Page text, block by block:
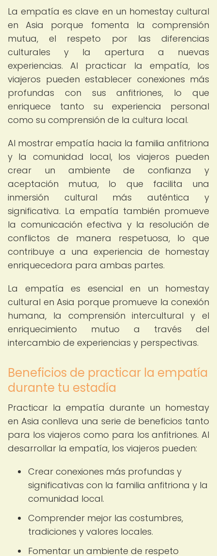
La empatía es clave en un homestay cultural
en Asia porque fomenta la comprensión
mutua, el respeto por las diferencias
culturales y la apertura a nuevas
experiencias. Al practicar la empatía, los
viajeros pueden establecer conexiones más
profundas con sus anfitriones, lo que
enriquece tanto su experiencia personal
como su comprensión de la cultura local.
Al mostrar empatía hacia la familia anfitriona
y la comunidad local, los viajeros pueden
crear un ambiente de confianza y
aceptación mutua, lo que facilita una
inmersión cultural más auténtica y
significativa. La empatía también promueve
la comunicación efectiva y la resolución de
conflictos de manera respetuosa, lo que
contribuye a una experiencia de homestay
enriquecedora para ambas partes.
La empatía es esencial en un homestay
cultural en Asia porque promueve la conexión
humana, la comprensión intercultural y el
enriquecimiento mutuo a través del
intercambio de experiencias y perspectivas.
Beneficios de practicar la empatía
durante tu estadía
Practicar la empatía durante un homestay
en Asia conlleva una serie de beneficios tanto
para los viajeros como para los anfitriones. Al
desarrollar la empatía, los viajeros pueden:
Crear conexiones más profundas y
significativas con la familia anfitriona y la
comunidad local.
Comprender mejor las costumbres,
tradiciones y valores locales.
Fomentar un ambiente de respeto